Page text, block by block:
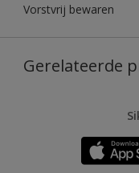
Vorstvrij bewaren
Gerelateerde